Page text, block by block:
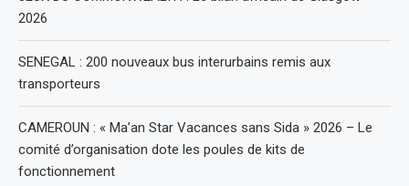
2026
SENEGAL : 200 nouveaux bus interurbains remis aux
transporteurs
CAMEROUN : « Ma’an Star Vacances sans Sida » 2026 – Le
comité d’organisation dote les poules de kits de
fonctionnement